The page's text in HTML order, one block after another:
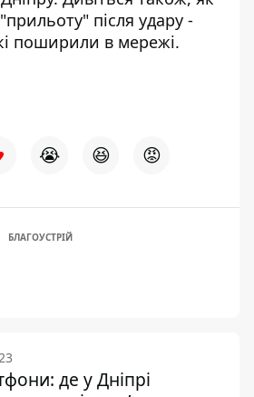
після удару -
поширили в мережі.
😭 😆 😡
БЛАГОУСТРІЙ
де у Дніпрі